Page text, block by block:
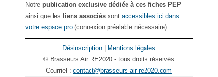
Notre publication exclusive dédiée à ces fiches PEP
ainsi que les
liens associéssont accessibles ici dans
votre espace pro(connexion préalable nécessaire).
Désinscription
Mentions légales
© Brasseurs Air RE2020 - tous droits réservés
Courriel :contact@brasseurs-air-re2020.com